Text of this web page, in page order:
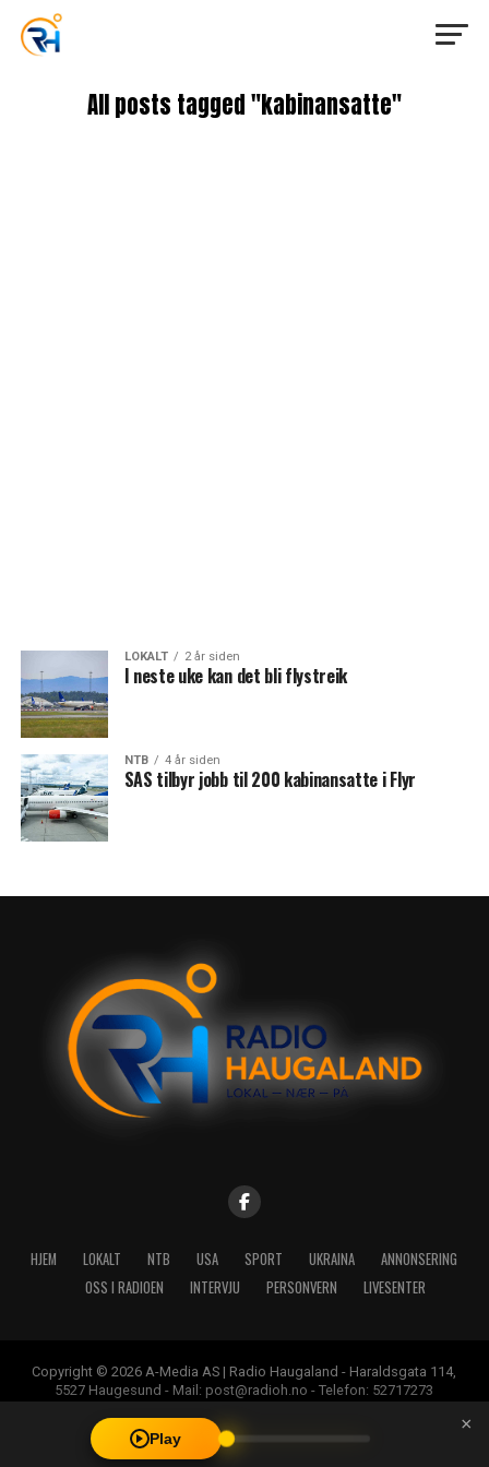
All posts tagged "kabinansatte"
LOKALT 2 år siden
I neste uke kan det bli flystreik
NTB 4 år siden
SAS tilbyr jobb til 200 kabinansatte i Flyr
HJEM LOKALT NTB USA SPORT UKRAINA
ANNONSERING
OSS I RADIOEN
INTERVJU PERSONVERN LIVESENTER
Copyright © 2026 A-Media AS | Radio Haugaland - Haraldsgata 114,
5527 Haugesund - Mail: post@radioh.no - Telefon: 52717273
Play
×